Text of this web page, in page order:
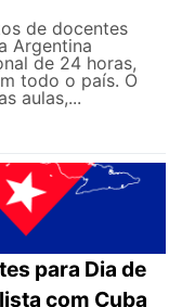
de docentes
Argentina
de 24 horas,
todo o país. O
aulas,...
para Dia de
com Cuba